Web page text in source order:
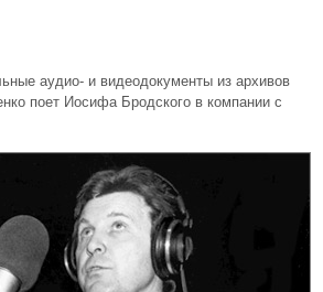
аудио- и видеодокументы из архивов
поет Иосифа Бродского в компании с